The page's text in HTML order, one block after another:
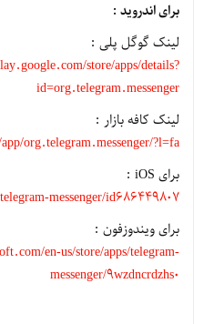
برای اندروید :
لینک گوگل پلی :
store/apps/details?
id=org.telegram.messenger
لینک کافه بازار :
org.telegram.messenger/?l=fa
برای iOS :
messenger/id686449807
برای ویندوزفون :
en-us/store/apps/telegram-
messenger/9wzdncrdzhs0